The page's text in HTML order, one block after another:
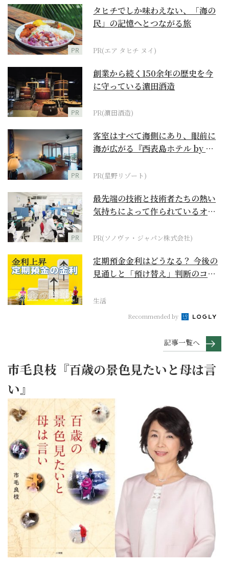
PR
タヒチでしか味わえない、「海の
民」の記憶へとつながる旅
PR(エア タヒチ ヌイ)
PR
創業から続く150余年の歴史を今
に守っている濵田酒造
PR(濵田酒造)
PR
客室はすべて海側にあり、眼前に
海が広がる『西表島ホテル by 星
PR(星野リゾート)
PR
最先端の技術と技術者たちの熱い
気持ちによって作られているオー
PR(ソノヴァ・ジャパン株式会社)
定期預金金利はどうなる？ 今後の
見通しと「預け替え」判断のコツ
生活
Recommended by
記事一覧へ
市毛良枝『百歳の景色見たいと母は言
い』